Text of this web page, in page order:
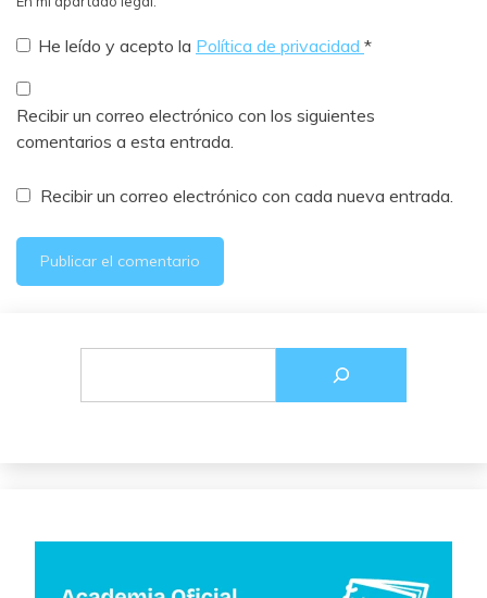
He leído y acepto la Política de privacidad *
Recibir un correo electrónico con los siguientes
comentarios a esta entrada.
Recibir un correo electrónico con cada nueva entrada.